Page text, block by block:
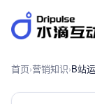
首页›营销知识›